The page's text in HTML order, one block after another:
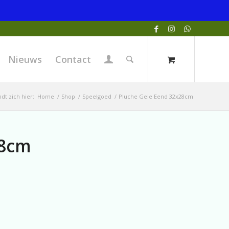
Nieuws Contact
zich hier: Home / Shop / Speelgoed / Pluche Gele Eend 32x28cm